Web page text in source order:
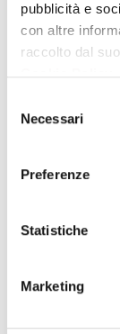
pubblicità e
con altre
raccolto dal
delNecessari
Preferenze
Statistiche
Marketing
Festival
Mostra